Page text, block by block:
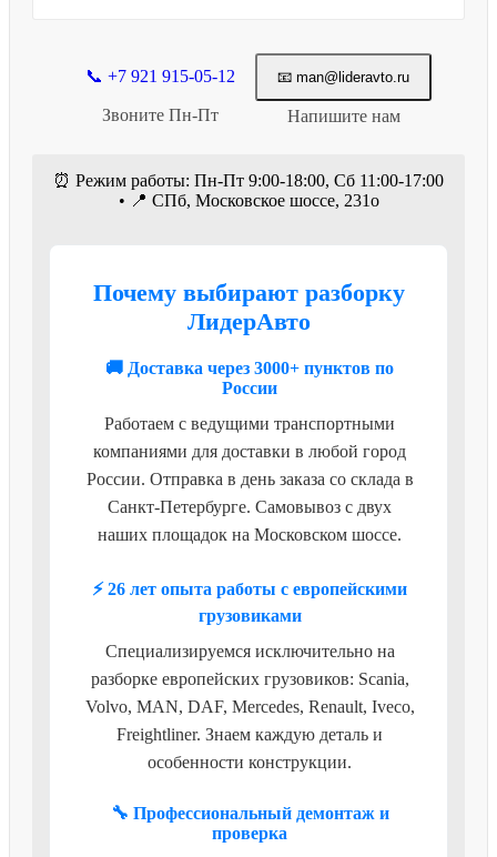
📞 +7 921 915-05-12
Звоните Пн-Пт
📧 man@lideravto.ru
Напишите нам
⏰ Режим работы: Пн-Пт 9:00-18:00, Сб 11:00-17:00
• 📍 СПб, Московское шоссе, 231о
Почему выбирают разборку
ЛидерАвто
🚚 Доставка через 3000+ пунктов по
России
Работаем с ведущими транспортными
компаниями для доставки в любой город
России. Отправка в день заказа со склада в
Санкт-Петербурге. Самовывоз с двух
наших площадок на Московском шоссе.
⚡ 26 лет опыта работы с европейскими
грузовиками
Специализируемся исключительно на
разборке европейских грузовиков: Scania,
Volvo, MAN, DAF, Mercedes, Renault, Iveco,
Freightliner. Знаем каждую деталь и
особенности конструкции.
🔧 Профессиональный демонтаж и
проверка